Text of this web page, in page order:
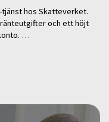
tjänst hos Skatteverket.
och ett höjt
…